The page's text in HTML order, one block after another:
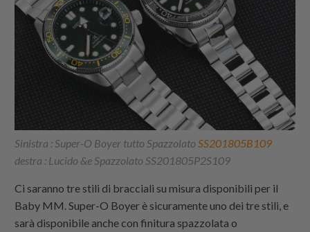
Sinistra : Super-O Boyer tutto Spazzolato SS201805B109
destra : Lucido &e Spazzolato SS201805P2S109
Ci saranno tre stili di bracciali su misura disponibili per il
Baby MM. Super-O Boyer è sicuramente uno dei tre stili, e
sarà disponibile anche con finitura spazzolata o